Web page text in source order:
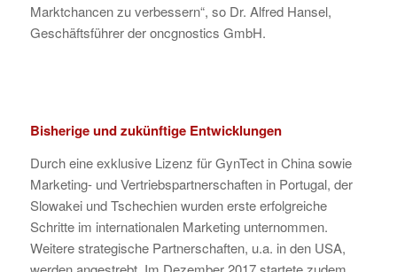
Marktchancen zu verbessern“, so Dr. Alfred Hansel,
Geschäftsführer der oncgnostics GmbH.
Bisherige und zukünftige Entwicklungen
Durch eine exklusive Lizenz für GynTect in China sowie
Marketing- und Vertriebspartnerschaften in Portugal, der
Slowakei und Tschechien wurden erste erfolgreiche
Schritte im internationalen Marketing unternommen.
Weitere strategische Partnerschaften, u.a. in den USA,